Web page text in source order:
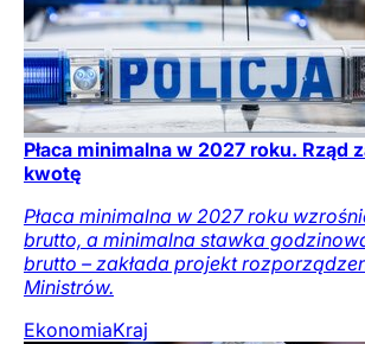
Płaca minimalna w 2027 roku. Rząd
kwotę
Płaca minimalna w 2027 roku
brutto, a minimalna stawka
brutto – zakłada projekt
Ministrów.
EkonomiaKraj